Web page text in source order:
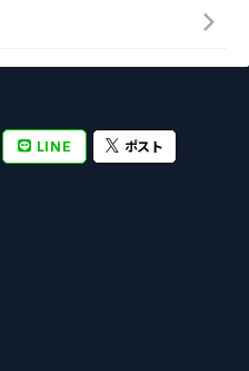
LINE ポスト